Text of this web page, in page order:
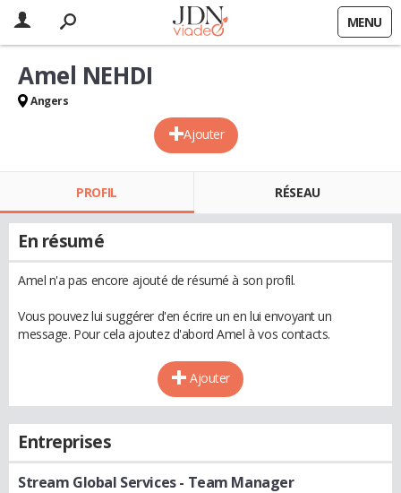
MENU
Ajouter
Amel NEHDI
Angers
PROFIL RÉSEAU
En résumé
Amel n'a pas encore ajouté de résumé à son profil.
Vous pouvez lui suggérer d'en écrire un en lui envoyant un
message. Pour cela ajoutez d'abord Amel à vos contacts.
Ajouter
Entreprises
Stream Global Services- Team Manager